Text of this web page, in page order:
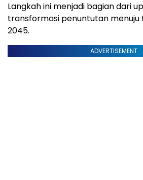
Langkah ini menjadi bagian dari
transformasi penuntutan menuju
2045.
ADVERTISEMENT